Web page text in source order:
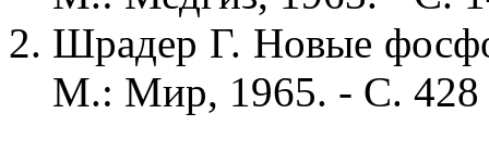
Шрадер Г. Новые
М.: Мир, 1965. - С. 428